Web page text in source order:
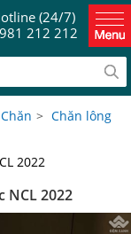
(24/7)
212 212
Chăn > Chăn lông
2022
NCL 2022